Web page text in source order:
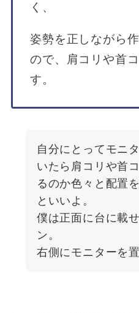
く、
姿勢を正しながら
ので、肩コリや首
す。
自分にとってモニ
いたら肩コリや首
るのか色々と配置
といいよ。
僕は正面に台に載
ン。
右側にモニターを